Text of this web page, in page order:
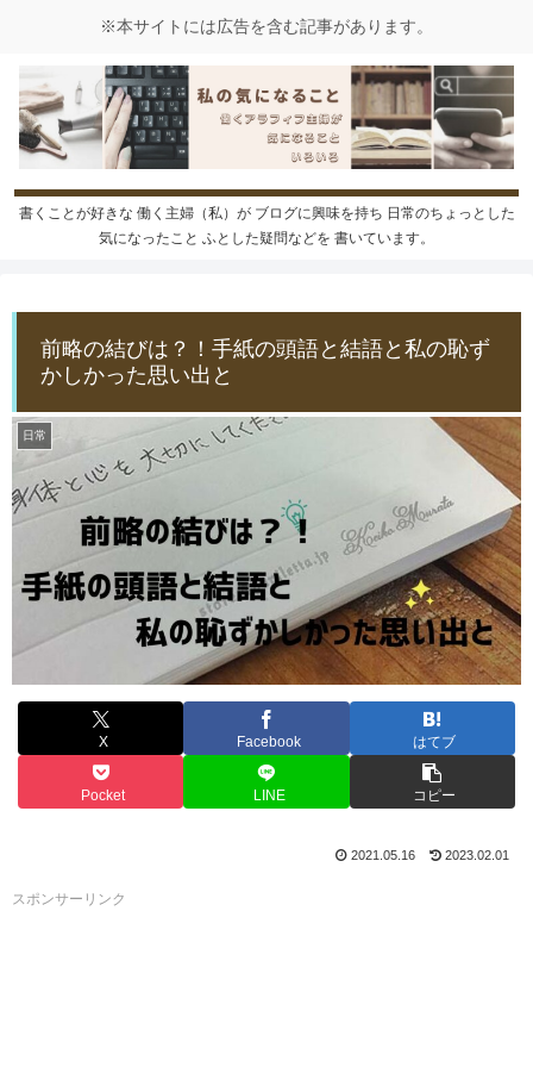
書くことが好きな 働く主婦（私）が ブログに興味を持ち 日常のちょっとした
気になったこと ふとした疑問などを 書いています。
前略の結びは？！手紙の頭語と結語と私の恥ず
かしかった思い出と
日常
X Facebook はてブ
Pocket LINE コピー
2021.05.16 2023.02.01
スポンサーリンク